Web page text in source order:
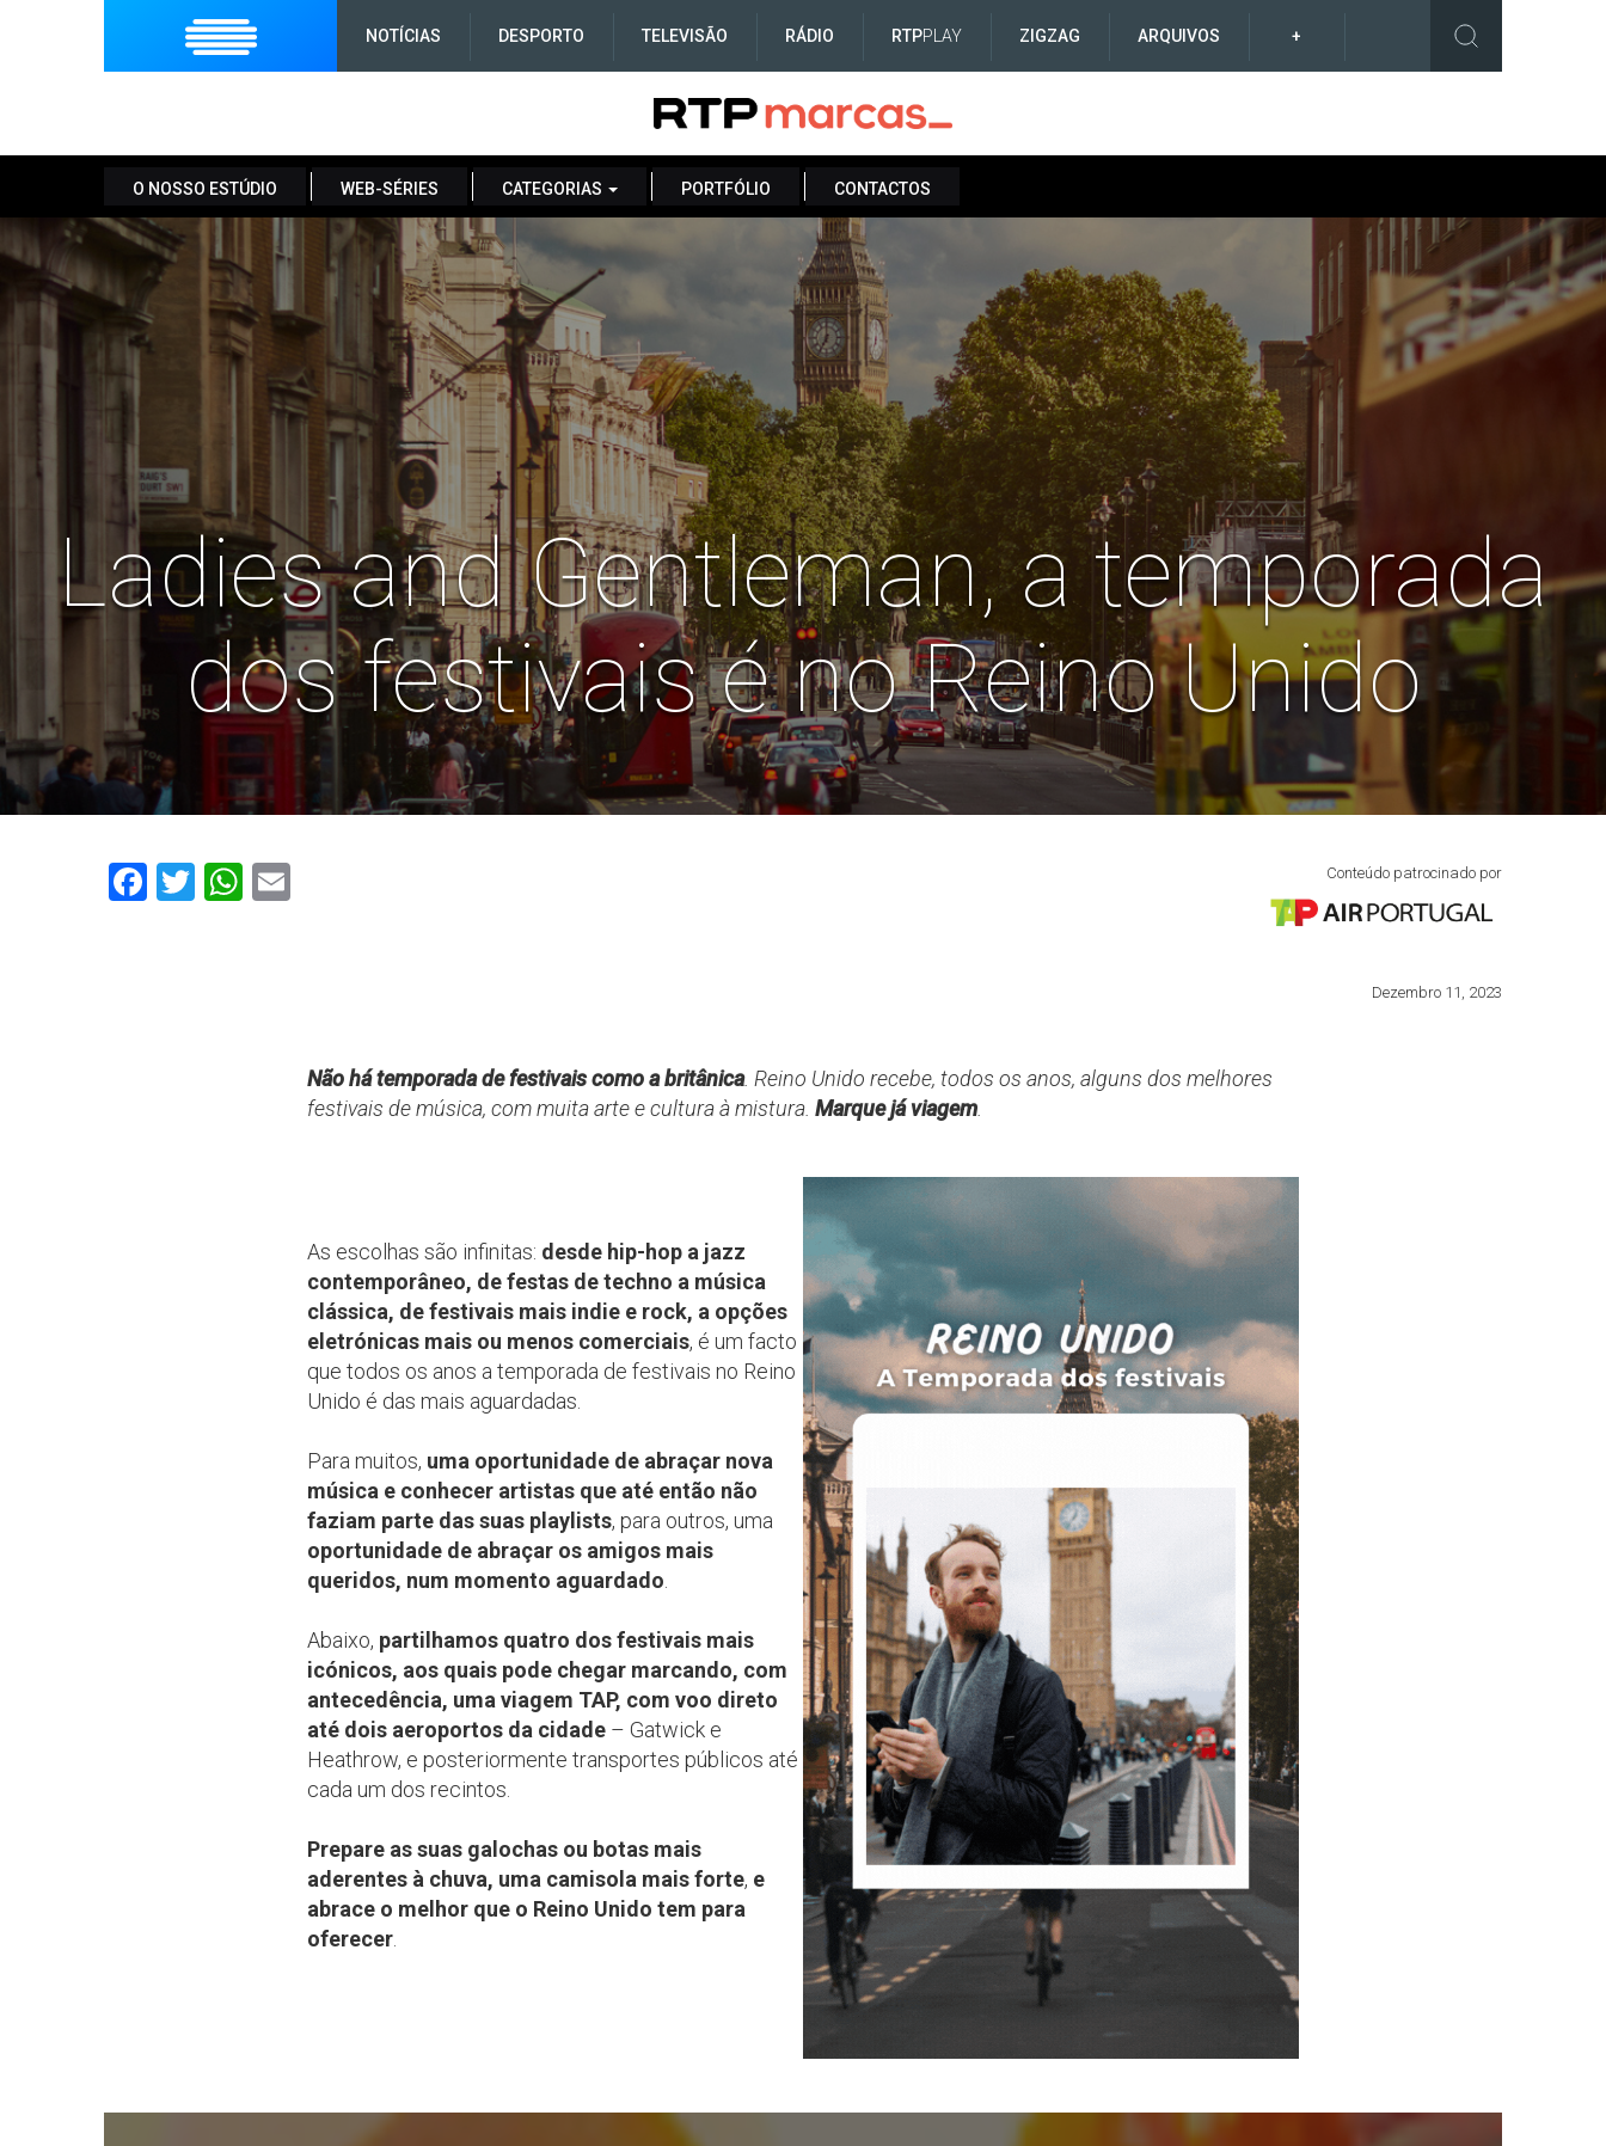
NOTÍCIAS DESPORTO TELEVISÃO RÁDIO RTPPLAY ZIGZAG ARQUIVOS +
O NOSSO ESTÚDIO WEB-SÉRIES CATEGORIAS PORTFÓLIO CONTACTOS
Ladies and Gentleman, a temporada
dos festivais é no Reino Unido
Facebook
TwitterWhatsApp Conteúdo patrocinado por
Dezembro 11, 2023
Não há temporada de festivais como a britânica. Reino Unido recebe, todos os anos, alguns dos melhores
festivais de música, com muita arte e cultura à mistura. Marque já viagem
As escolhas são infinitas: desde hip-hop a jazz
contemporâneo, de festas de techno a música
clássica, de festivais mais indie e rock, a opções
eletrónicas mais ou menos comerciais, é um facto
que todos os anos a temporada de festivais no Reino
Unido é das mais aguardadas.
Para muitos, uma oportunidade de abraçar nova
música e conhecer artistas que até então não
faziam parte das suas playlists, para outros, uma
oportunidade de abraçar os amigos mais
queridos, num momento aguardado
Abaixo, partilhamos quatro dos festivais mais
icónicos, aos quais pode chegar marcando, com
antecedência, uma viagem TAP, com voo direto
até dois aeroportos da cidade – Gatwick e
Heathrow, e posteriormente transportes públicos até
cada um dos recintos.
Prepare as suas galochas ou botas mais
aderentes à chuva, uma camisola mais forte, e
abrace o melhor que o Reino Unido tem para
oferecer